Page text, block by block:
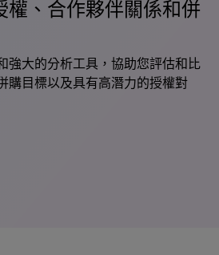
權、合作夥伴關係和併
強大的分析工具，協助您評估和比
購目標以及具有高潛力的授權對